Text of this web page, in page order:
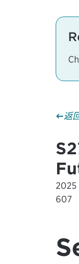
返
2025
607